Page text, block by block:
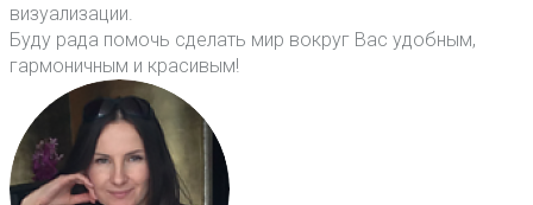
визуализации.
Буду рада помочь сделать мир вокруг Вас удобным,
гармоничным и красивым!